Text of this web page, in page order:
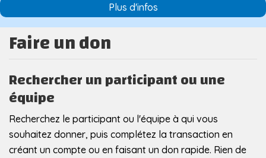
Plus d'infos
Faire un don
Rechercher un participant ou une
équipe
Recherchez le participant ou l'équipe à qui vous
souhaitez donner, puis complétez la transaction en
créant un compte ou en faisant un don rapide. Rien de